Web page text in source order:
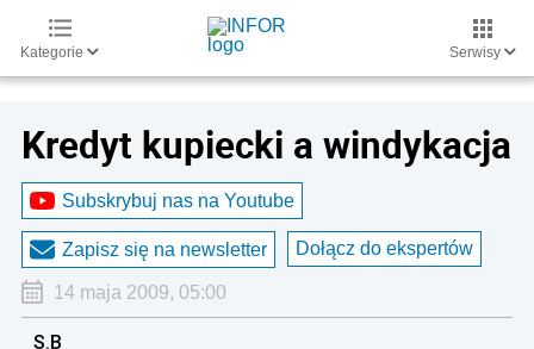
Kategorie Serwisy
Kredyt kupiecki a windykacja
Subskrybuj nas na Youtube
Zapisz się na newsletter Dołącz do ekspertów
14 maja 2009, 05:00
S.B